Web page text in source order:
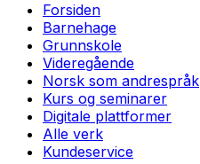
Forsiden
Barnehage
Grunnskole
Videregående
Norsk som andrespråk
Kurs og seminarer
Digitale plattformer
Alle verk
Kundeservice